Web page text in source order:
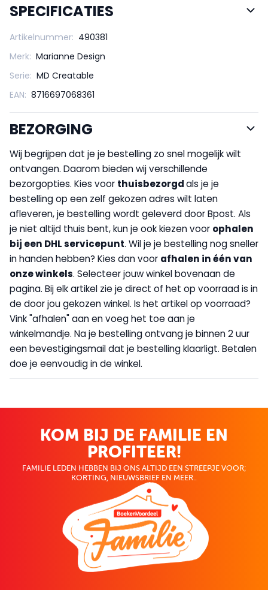
SPECIFICATIES
Artikelnummer: 490381
Merk: Marianne Design
Serie: MD Creatable
EAN: 8716697068361
BEZORGING
Wij begrijpen dat je je bestelling zo snel mogelijk wilt
ontvangen. Daarom bieden wij verschillende
bezorgopties. Kies voor thuisbezorgdals je je
bestelling op een zelf gekozen adres wilt laten
afleveren, je bestelling wordt geleverd door Bpost. Als
je niet altijd thuis bent, kun je ook kiezen voor ophalen
bij een DHL servicepunt. Wil je je bestelling nog sneller
in handen hebben? Kies dan voor afhalen in één van
onze winkels. Selecteer jouw winkel bovenaan de
pagina. Bij elk artikel zie je direct of het op voorraad is in
de door jou gekozen winkel. Is het artikel op voorraad?
Vink "afhalen" aan en voeg het toe aan je
winkelmandje. Na je bestelling ontvang je binnen 2 uur
een bevestigingsmail dat je bestelling klaarligt. Betalen
doe je eenvoudig in de winkel.
KOM BIJ DE FAMILIE EN
PROFITEER!
FAMILIE LEDEN HEBBEN BIJ ONS ALTIJD EEN STREEPJE VOOR;
KORTING, NIEUWSBRIEF EN MEER..